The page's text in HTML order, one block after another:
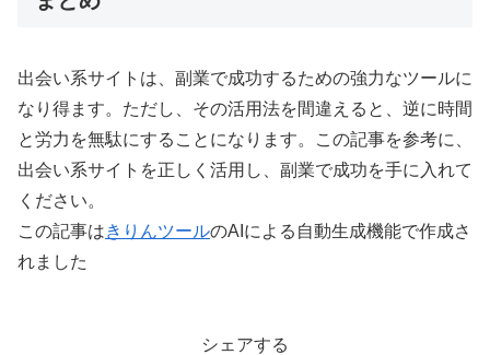
出会い系サイトは、副業で成功するための強力なツールに
なり得ます。ただし、その活用法を間違えると、逆に時間
と労力を無駄にすることになります。この記事を参考に、
出会い系サイトを正しく活用し、副業で成功を手に入れて
ください。
この記事はきりんツールのAIによる自動生成機能で作成さ
れました
シェアする